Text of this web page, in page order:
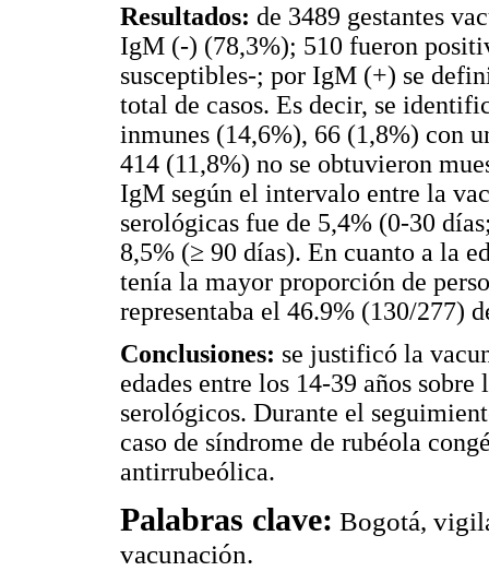
Resultados: de 3489 gestantes
IgM (-) (78,3%); 510 fueron
susceptibles-; por IgM (+) se
total de casos. Es decir, se
inmunes (14,6%), 66 (1,8%) con
414 (11,8%) no se obtuvieron
IgM según el intervalo entre la
serológicas fue de 5,4% (0-30
8,5% (≥ 90 días). En cuanto a la
tenía la mayor proporción de
representaba el 46.9% (130/277)
Conclusiones: se justificó la
edades entre los 14-39 años
serológicos. Durante el
caso de síndrome de rubéola
antirrubeólica.
Palabras clave: Bogotá,
vacunación.